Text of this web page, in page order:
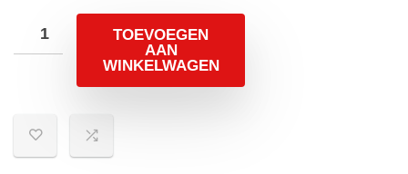
TOEVOEGEN
AAN
WINKELWAGEN